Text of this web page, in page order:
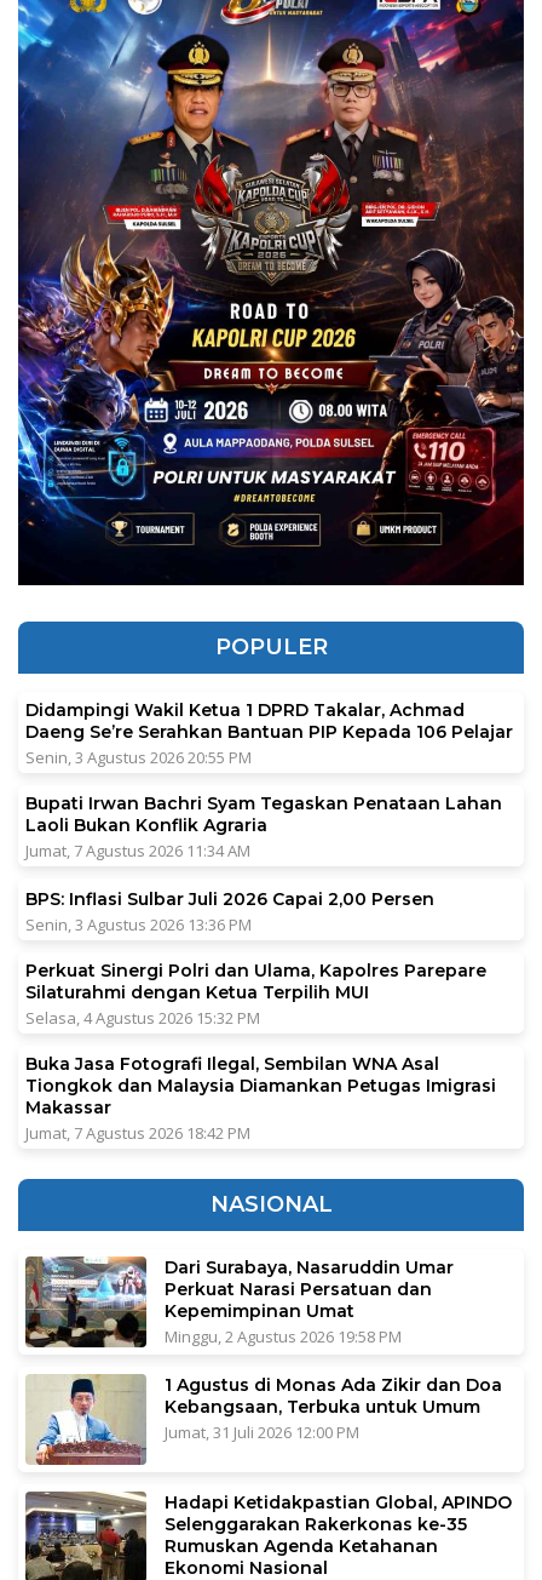
POPULER
Didampingi Wakil Ketua 1 DPRD Takalar, Achmad
Daeng Se’re Serahkan Bantuan PIP Kepada 106 Pelajar
Senin, 3 Agustus 2026 20:55 PM
Bupati Irwan Bachri Syam Tegaskan Penataan Lahan
Laoli Bukan Konflik Agraria
Jumat, 7 Agustus 2026 11:34 AM
BPS: Inflasi Sulbar Juli 2026 Capai 2,00 Persen
Senin, 3 Agustus 2026 13:36 PM
Perkuat Sinergi Polri dan Ulama, Kapolres Parepare
Silaturahmi dengan Ketua Terpilih MUI
Selasa, 4 Agustus 2026 15:32 PM
Buka Jasa Fotografi Ilegal, Sembilan WNA Asal
Tiongkok dan Malaysia Diamankan Petugas Imigrasi
Makassar
Jumat, 7 Agustus 2026 18:42 PM
NASIONAL
Dari Surabaya, Nasaruddin Umar
Perkuat Narasi Persatuan dan
Kepemimpinan Umat
Minggu, 2 Agustus 2026 19:58 PM
1 Agustus di Monas Ada Zikir dan Doa
Kebangsaan, Terbuka untuk Umum
Jumat, 31 Juli 2026 12:00 PM
Hadapi Ketidakpastian Global, APINDO
Selenggarakan Rakerkonas ke-35
Rumuskan Agenda Ketahanan
Ekonomi Nasional